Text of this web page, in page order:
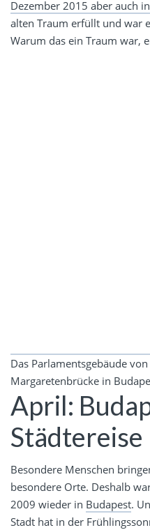
Dezember 2015 aber auch
alten Traum erfüllt und war
Warum das ein Traum war,
Das Parlamentsgebäude
Margaretenbrücke in
April:
Städtereise
Besondere Menschen
besondere Orte. Deshalb
2009 wieder in Budapest.
Stadt hat in der